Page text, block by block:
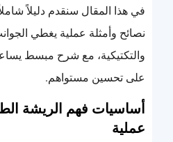
في هذا المقال سنقدم دليلاً
نصائح وأمثلة عملية يغطي الجوانب
والتكتيكية، مع شرح مبسط
على تحسين مستواهم.
أساسيات فهم الريشة
عملية